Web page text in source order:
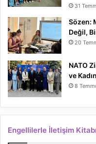
31
Sözen:
Değil,
20
NATO
ve
8
Engellilerle İletişim Kitabı